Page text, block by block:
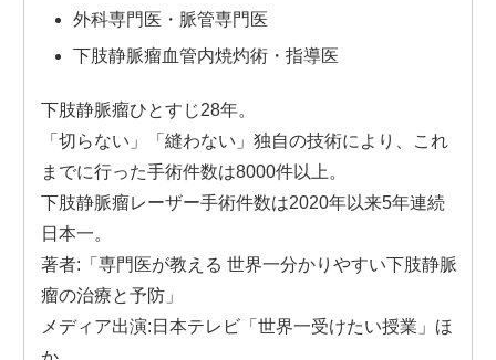
外科専門医・脈管専門医
下肢静脈瘤血管内焼灼術・指導医
下肢静脈瘤ひとすじ28年。
「切らない」「縫わない」独自の技術により、これ
までに行った手術件数は8000件以上。
下肢静脈瘤レーザー手術件数は2020年以来5年連続
日本一。
著者:「専門医が教える 世界一分かりやすい下肢静脈
瘤の治療と予防」
メディア出演:日本テレビ「世界一受けたい授業」ほ